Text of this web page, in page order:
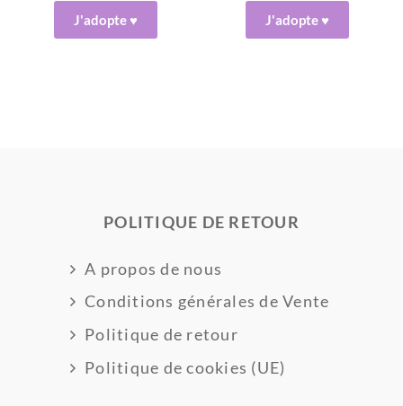
J'adopte ♥ J'adopte ♥
POLITIQUE DE RETOUR
A propos de nous
Conditions générales de Vente
Politique de retour
Politique de cookies (UE)